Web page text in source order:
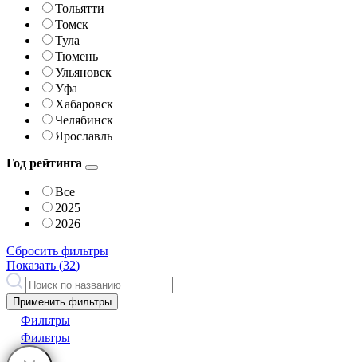
Тольятти
Томск
Тула
Тюмень
Ульяновск
Уфа
Хабаровск
Челябинск
Ярославль
Год рейтинга
Все
2025
2026
Сбросить фильтры
Показать (32)
Применить фильтры
Фильтры
Фильтры